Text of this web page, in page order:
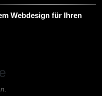
Webdesign für Ihren